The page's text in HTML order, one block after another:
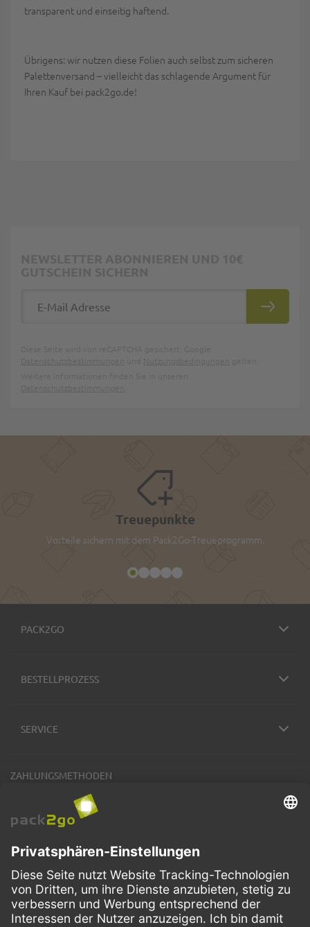
transparent und einseitig haftend.
Übrigens: wir nutzen diese Folien auch selbst zum sicheren
Palettenversand – vielleicht das schlagende Argument für
Ihren Kauf bei pack2go.de!
Treuepunkte
Vorteile sichern mit dem Pack2Go-Treueprogramm.
PACK2GO
BESTELLPROZESS
SERVICE
ZAHLUNGSMETHODEN
VERSANDARTEN